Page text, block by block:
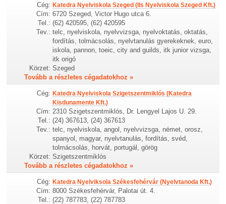
Cég: Katedra Nyelviskola Szeged (Ils Nyelviskola Szeged Kft.)
Cím: 6720 Szeged, Victor Hugo utca 6.
Tel.: (62) 420595, (62) 420595
Tev.: telc, nyelviskola, nyelvvizsga, nyelvoktatás, oktatás,
fordítás, tolmácsolás, nyelvtanulás gyerekeknek, euro,
iskola, pannon, toeic, city and guilds, itk junior vizsga,
itk origó
Körzet: Szeged
Tovább a részletes cégadatokhoz »
Cég: Katedra Nyelviskola Szigetszentmiklós (Katedra
Kisdunamente Kft.)
Cím: 2310 Szigetszentmiklós, Dr. Lengyel Lajos U. 29.
Tel.: (24) 367613, (24) 367613
Tev.: telc, nyelviskola, angol, nyelvvizsga, német, orosz,
spanyol, magyar, nyelvtanulás, fordítás, svéd,
tolmácsolás, horvát, portugál, görög
Körzet: Szigetszentmiklós
Tovább a részletes cégadatokhoz »
Cég: Katedra Nyelviksola Székesfehérvár (Nyelvtanoda Kft.)
Cím: 8000 Székesfehérvár, Palotai út. 4.
Tel.: (22) 787783, (22) 787783